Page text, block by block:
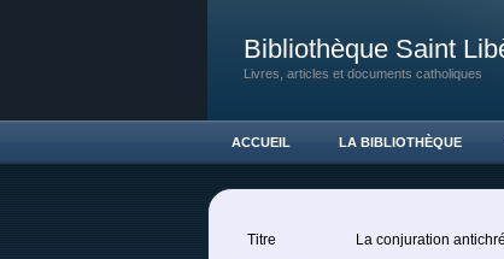
Bibliothèque Saint
Livres, articles et documents catholiques
ACCUEIL LA BIBLIOTHÈQUE
Titre
La conjuration